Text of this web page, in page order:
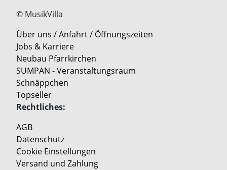
© MusikVilla
Über uns / Anfahrt / Öffnungszeiten
Jobs & Karriere
Neubau Pfarrkirchen
SUMPAN - Veranstaltungsraum
Schnäppchen
Topseller
Rechtliches:
AGB
Datenschutz
Cookie Einstellungen
Versand und Zahlung